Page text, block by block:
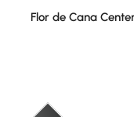
Durchschnittliche
Flor de Cana